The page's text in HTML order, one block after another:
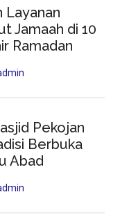
Layanan
Jamaah di 10
Ramadan
Pekojan
Berbuka
Abad